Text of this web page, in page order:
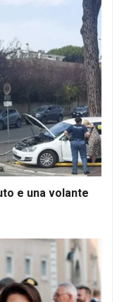
e una volante